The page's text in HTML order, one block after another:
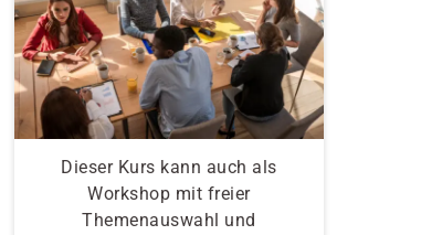
Dieser Kurs kann auch als
Workshop mit freier
Themenauswahl und